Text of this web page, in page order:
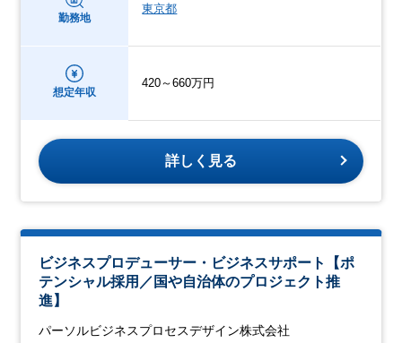
勤務地
東京都
想定年収
420～660万円
詳しく見る
ビジネスプロデューサー・ビジネスサポート【ポ
テンシャル採用／国や自治体のプロジェクト推
進】
パーソルビジネスプロセスデザイン株式会社